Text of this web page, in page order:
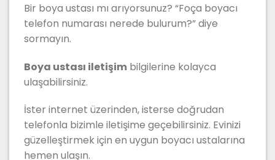
Bir boya ustası mı arıyorsunuz? “Foça boyacı
telefon numarası nerede bulurum?” diye
sormayın.
Boya ustası iletişim bilgilerine kolayca
ulaşabilirsiniz.
İster internet üzerinden, isterse doğrudan
telefonla bizimle iletişime geçebilirsiniz. Evinizi
güzelleştirmek için en uygun boyacı ustalarına
hemen ulaşın.